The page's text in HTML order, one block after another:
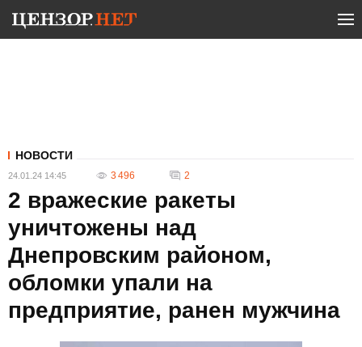
НОВОСТИ
24.01.24 14:45 3 496 2
2 вражеские ракеты
уничтожены над
Днепровским районом,
обломки упали на
предприятие, ранен мужчина